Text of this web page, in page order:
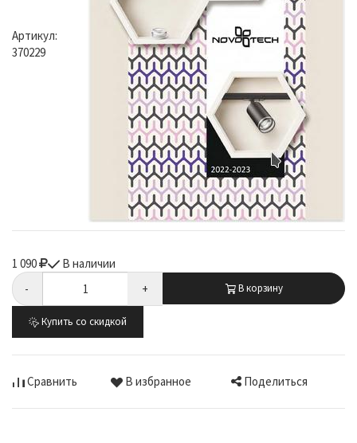
Артикул:
370229
1 090
В наличии
-
+ В корзину
Купить со скидкой
Сравнить В избранное Поделиться